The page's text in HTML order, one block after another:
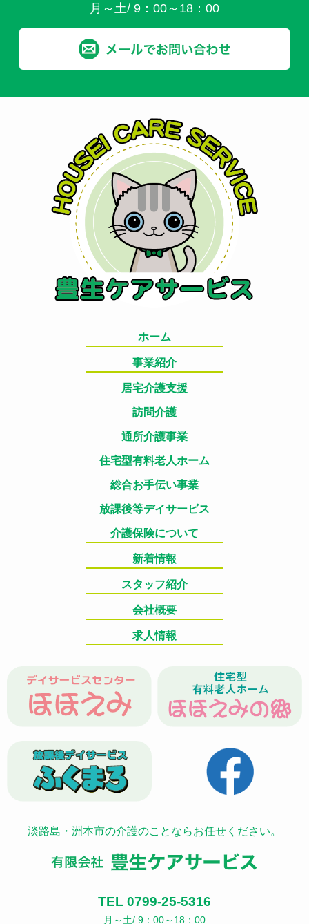
月～土/ 9：00～18：00
ホーム
事業紹介
居宅介護支援
訪問介護
通所介護事業
住宅型有料老人ホーム
総合お手伝い事業
放課後等デイサービス
介護保険について
新着情報
スタッフ紹介
会社概要
求人情報
淡路島・洲本市の介護のことならお任せください。
TEL 0799-25-5316
月～土/ 9：00～18：00